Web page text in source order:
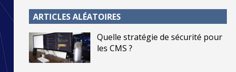
ARTICLES ALÉATOIRES
Quelle stratégie de sécurité pour
les CMS ?